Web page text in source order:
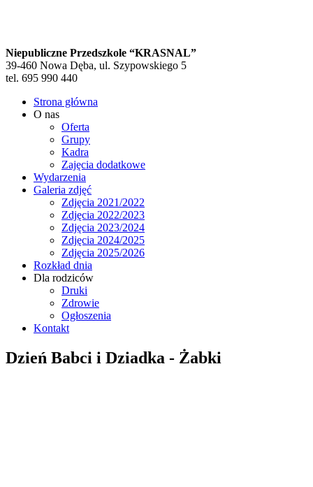
Niepubliczne Przedszkole “KRASNAL”
39-460 Nowa Dęba, ul. Szypowskiego 5
tel. 695 990 440
Strona główna
O nas
Oferta
Grupy
Kadra
Zajęcia dodatkowe
Wydarzenia
Galeria zdjęć
Zdjęcia 2021/2022
Zdjęcia 2022/2023
Zdjęcia 2023/2024
Zdjęcia 2024/2025
Zdjęcia 2025/2026
Rozkład dnia
Dla rodziców
Druki
Zdrowie
Ogłoszenia
Kontakt
Dzień Babci i Dziadka - Żabki